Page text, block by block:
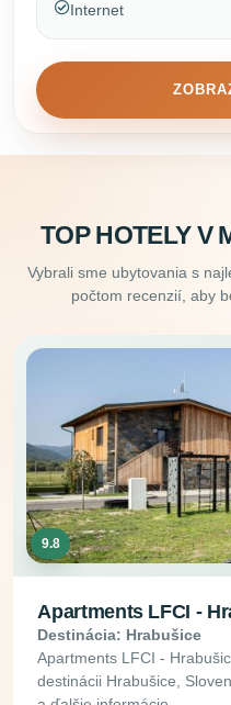
Internet
TOP HOTELY V
Vybrali sme ubytovania s
počtom recenzií, aby
9.8
Apartments LFCI -
Destinácia: Hrabušice
Apartments LFCI -
destinácii Hrabušice,